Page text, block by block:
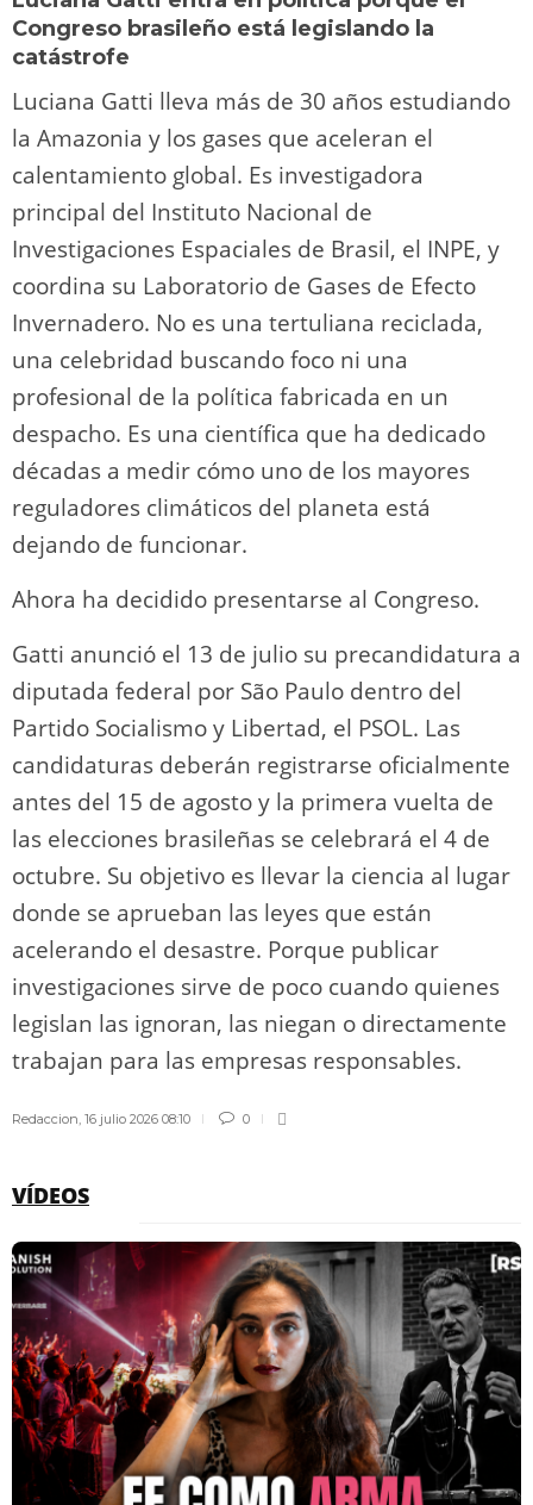
Congreso brasileño está legislando la
catástrofe
Luciana Gatti lleva más de 30 años estudiando
la Amazonia y los gases que aceleran el
calentamiento global. Es investigadora
principal del Instituto Nacional de
Investigaciones Espaciales de Brasil, el INPE, y
coordina su Laboratorio de Gases de Efecto
Invernadero. No es una tertuliana reciclada,
una celebridad buscando foco ni una
profesional de la política fabricada en un
despacho. Es una científica que ha dedicado
décadas a medir cómo uno de los mayores
reguladores climáticos del planeta está
dejando de funcionar.
Ahora ha decidido presentarse al Congreso.
Gatti anunció el 13 de julio su precandidatura a
diputada federal por São Paulo dentro del
Partido Socialismo y Libertad, el PSOL. Las
candidaturas deberán registrarse oficialmente
antes del 15 de agosto y la primera vuelta de
las elecciones brasileñas se celebrará el 4 de
octubre. Su objetivo es llevar la ciencia al lugar
donde se aprueban las leyes que están
acelerando el desastre. Porque publicar
investigaciones sirve de poco cuando quienes
legislan las ignoran, las niegan o directamente
trabajan para las empresas responsables.
Redaccion 16 julio 2026 08:10 0
VÍDEOS